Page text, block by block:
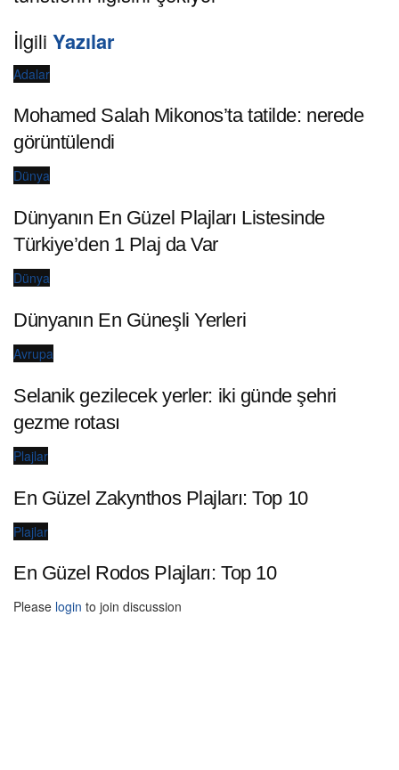
İlgili Yazılar
Adalar
Mohamed Salah Mikonos’ta tatilde: nerede
görüntülendi
Dünya
Dünyanın En Güzel Plajları Listesinde
Türkiye’den 1 Plaj da Var
Dünya
Dünyanın En Güneşli Yerleri
Avrupa
Selanik gezilecek yerler: iki günde şehri
gezme rotası
Plajlar
En Güzel Zakynthos Plajları: Top 10
Plajlar
En Güzel Rodos Plajları: Top 10
Please login to join discussion